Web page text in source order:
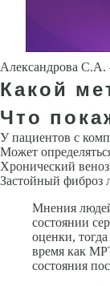
Александрова
Какой
Что
У пациентов с
Может
Хронический
Застойный фиброз
Мнения
состоянии
оценки,
время как
состояния